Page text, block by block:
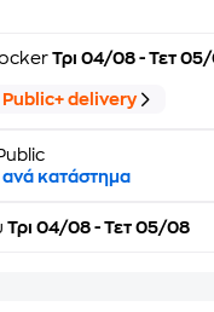
Τρι 04/08 - Τετ
Public+ delivery
ανά κατάστημα
Τρι 04/08 - Τετ 05/08